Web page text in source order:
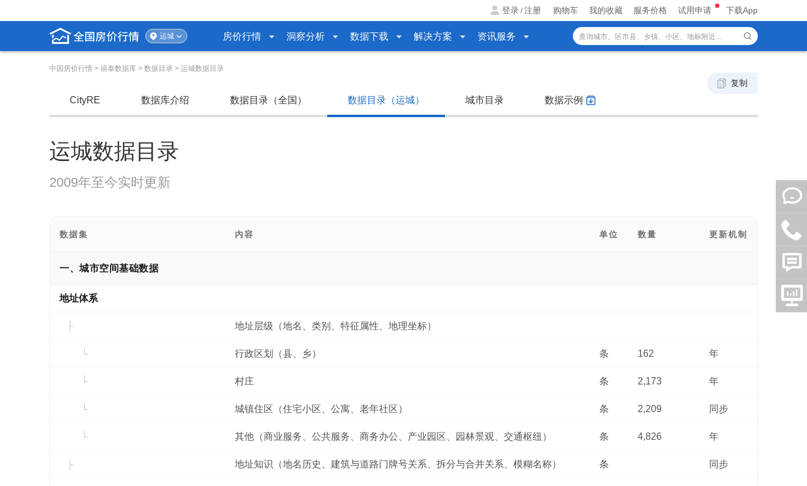
登录 /注册 购物车 我的收藏 服务价格 试用申请 下载App
运城 房价行情 洞察分析 数据下载 解决方案 资讯服务
中国房价行情 > 禧泰数据库 > 数据目录 > 运城数据目录
复制
CityRE 数据库介绍 数据目录（全国） 数据目录（运城） 城市目录 数据示例
运城数据目录
2009年至今实时更新
数据集 内容 单位 数量 更新机制
一、城市空间基础数据
地址体系
地址层级（地名、类别、特征属性、地理坐标）
行政区划（县、乡） 条 162 年
村庄 条 2,173 年
城镇住区（住宅小区、公寓、老年社区） 条 2,209 同步
其他（商业服务、公共服务、商务办公、产业园区、园林景观、交通枢纽） 条 4,826 年
地址知识（地名历史、建筑与道路门牌号关系、拆分与合并关系、模糊名称） 条 同步